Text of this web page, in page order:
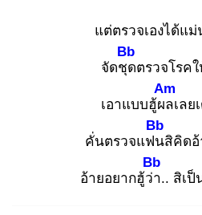
แต่ตรวจเองได้แ
จัดชุด
Bb
ตรวจโรค
เอาแบบฮู้ผล
Am
เลย
คั่นตรวจแฟน
Bb
สิคิดอ้
อ้ายอยากฮู้ว่า
Bb
.. สิเป็